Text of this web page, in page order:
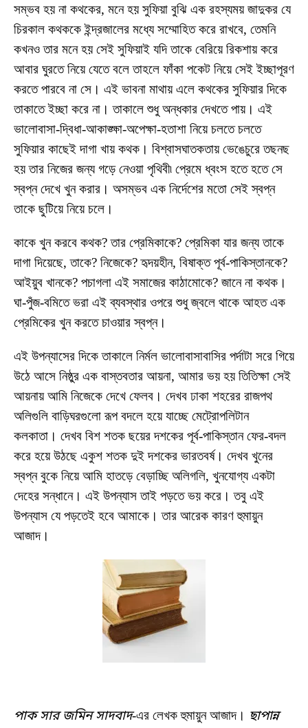
সম্ভব হয় না কথকের, মনে হয় সুফিয়া বুঝি এক রহস্যময় জাদুকর যে
চিরকাল কথককে ইন্দ্রজালের মধ্যে সম্মোহিত করে রাখবে, তেমনি
কখনও তার মনে হয় সেই সুফিয়াই যদি তাকে বেরিয়ে রিকশায় করে
আবার ঘুরতে নিয়ে যেতে বলে তাহলে ফাঁকা পকেট নিয়ে সেই ইচ্ছাপূরণ
করতে পারবে না সে। এই ভাবনা মাথায় এলে কথকের সুফিয়ার দিকে
তাকাতে ইচ্ছা করে না। তাকালে শুধু অন্ধকার দেখতে পায়। এই
ভালোবাসা-দ্বিধা-আকাঙ্ক্ষা-অপেক্ষা-হতাশা নিয়ে চলতে চলতে
সুফিয়ার কাছেই দাগা খায় কথক। বিশ্বাসঘাতকতায় ভেঙেচুরে তছনছ
হয় তার নিজের জন্য গড়ে নেওয়া পৃথিবী৷ প্রেমে ধ্বংস হতে হতে সে
স্বপ্ন দেখে খুন করার। অসম্ভব এক নির্দেশের মতো সেই স্বপ্ন
তাকে ছুটিয়ে নিয়ে চলে।
কাকে খুন করবে কথক? তার প্রেমিকাকে? প্রেমিকা যার জন্য তাকে
দাগা দিয়েছে, তাকে? নিজেকে? হৃদয়হীন, বিষাক্ত পূর্ব-পাকিস্তানকে?
আইয়ুব খানকে? পচাগলা এই সমাজের কাঠামোকে? জানে না কথক।
ঘা-পুঁজ-বমিতে ভরা এই ব্যবস্থার ওপরে শুধু জ্বলে থাকে আহত এক
প্রেমিকের খুন করতে চাওয়ার স্বপ্ন।
এই উপন্যাসের দিকে তাকালে নির্মল ভালোবাসাবাসির পর্দাটা সরে গিয়ে
উঠে আসে নিষ্ঠুর এক বাস্তবতার আয়না, আমার ভয় হয় তিতিক্ষা সেই
আয়নায় আমি নিজেকে দেখে ফেলব। দেখব ঢাকা শহরের রাজপথ
অলিগুলি বাড়িঘরগুলো রূপ বদলে হয়ে যাচ্ছে মেট্রোপলিটান
কলকাতা। দেখব বিশ শতক ছয়ের দশকের পূর্ব-পাকিস্তান ফের-বদল
করে হয়ে উঠছে একুশ শতক দুই দশকের ভারতবর্ষ। দেখব খুনের
স্বপ্ন বুকে নিয়ে আমি হাতড়ে বেড়াচ্ছি অলিগলি, খুনযোগ্য একটা
দেহের সন্ধানে। এই উপন্যাস তাই পড়তে ভয় করে। তবু এই
উপন্যাস যে পড়তেই হবে আমাকে। তার আরেক কারণ হুমায়ুন
আজাদ।
পাক সার জমিন সাদবাদ-এর লেখক হুমায়ুন আজাদ। ছাপান্ন